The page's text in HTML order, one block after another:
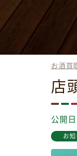
お酒買
店
公開
お